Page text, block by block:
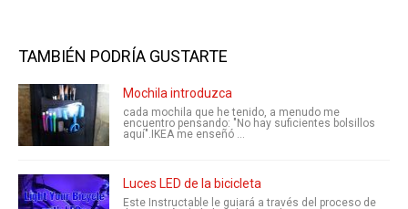
TAMBIÉN PODRÍA GUSTARTE
Mochila introduzca
cada mochila que he tenido, a menudo me
encuentro pensando: "No hay suficientes bolsillos
aquí".IKEA me enseñó ...
Luces LED de la bicicleta
Este Instructable le guiará a través del proceso de